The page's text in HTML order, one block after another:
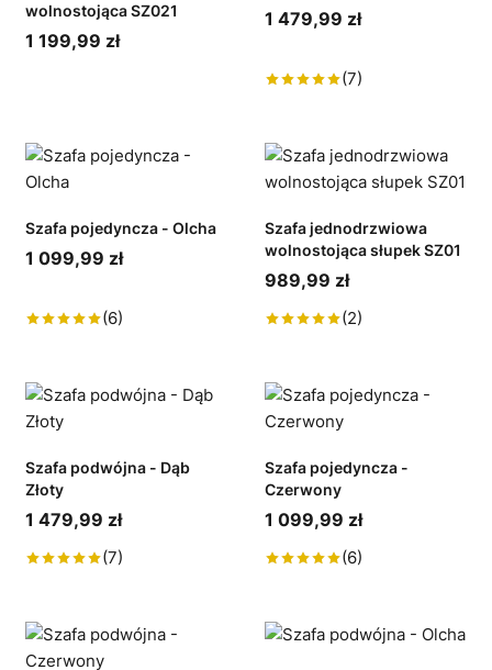
wolnostojąca SZ021
1 199,99 zł
1 479,99 zł
(7)
Szafa pojedyncza - Olcha
1 099,99 zł
(6)
Szafa jednodrzwiowa
wolnostojąca słupek SZ01
989,99 zł
(2)
Szafa podwójna - Dąb
Złoty
1 479,99 zł
(7)
Szafa pojedyncza -
Czerwony
1 099,99 zł
(6)